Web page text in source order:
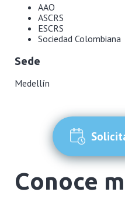
AAO
ASCRS
ESCRS
Sociedad Colombiana
Sede
Medellín
Conoce